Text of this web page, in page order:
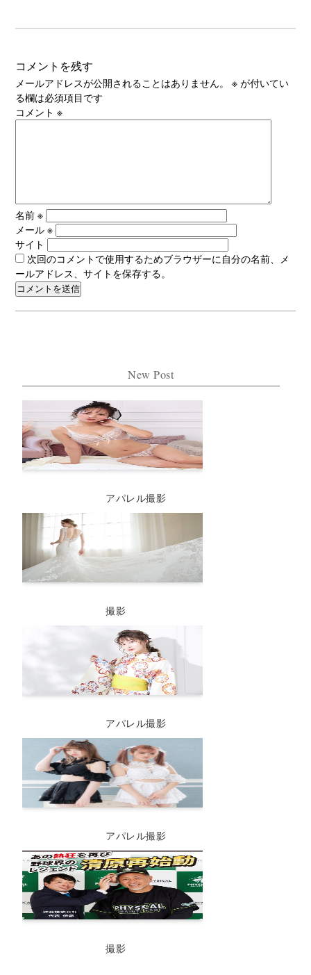
コメントを残す
メールアドレスが公開されることはありません。 ※ が付いてい
る欄は必須項目です
コメント※
名前※
メール※
サイト
次回のコメントで使用するためブラウザーに自分の名前、メ
ールアドレス、サイトを保存する。
New Post
アパレル撮影
撮影
アパレル撮影
アパレル撮影
撮影